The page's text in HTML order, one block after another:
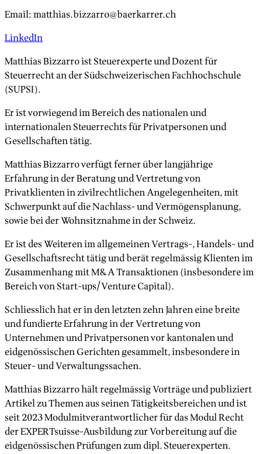
Email:matthias.bizzarro@baerkarrer.ch
LinkedIn
Matthias Bizzarro ist Steuerexperte und Dozent für
Steuerrecht an der Südschweizerischen Fachhochschule
(SUPSI).
Er ist vorwiegend im Bereich des nationalen und
internationalen Steuerrechts für Privatpersonen und
Gesellschaften tätig.
Matthias Bizzarro verfügt ferner über langjährige
Erfahrung in der Beratung und Vertretung von
Privatklienten in zivilrechtlichen Angelegenheiten, mit
Schwerpunkt auf die Nachlass- und Vermögensplanung,
sowie bei der Wohnsitznahme in der Schweiz.
Er ist des Weiteren im allgemeinen Vertrags-, Handels- und
Gesellschaftsrecht tätig und berät regelmässig Klienten im
Zusammenhang mit M&A Transaktionen (insbesondere im
Bereich von Start-ups/Venture Capital).
Schliesslich hat er in den letzten zehn Jahren eine breite
und fundierte Erfahrung in der Vertretung von
Unternehmen und Privatpersonen vor kantonalen und
eidgenössischen Gerichten gesammelt, insbesondere in
Steuer- und Verwaltungssachen.
Matthias Bizzarro hält regelmässig Vorträge und publiziert
Artikel zu Themen aus seinen Tätigkeitsbereichen und ist
seit 2023 Modulmitverantwortlicher für das Modul Recht
der EXPERTsuisse-Ausbildung zur Vorbereitung auf die
eidgenössischen Prüfungen zum dipl. Steuerexperten.